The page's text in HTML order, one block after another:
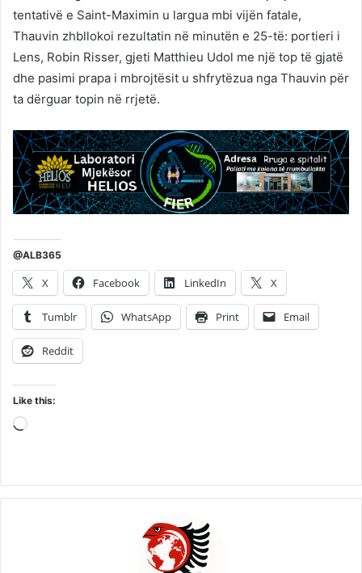
tentativë e Saint-Maximin u largua mbi vijën fatale,
Thauvin zhbllokoi rezultatin në minutën e 25-të: portieri i
Lens, Robin Risser, gjeti Matthieu Udol me një top të gjatë
dhe pasimi prapa i mbrojtësit u shfrytëzua nga Thauvin për
ta dërguar topin në rrjetë.
@ALB365
X Facebook LinkedIn X
Tumblr WhatsApp Print Email
Reddit
Like this:
Loading…